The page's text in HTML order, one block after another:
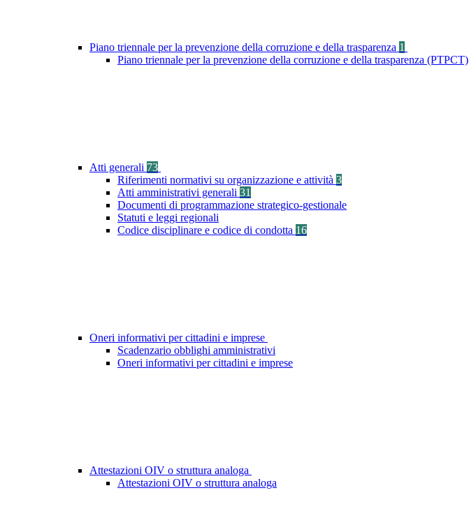
Piano triennale per la prevenzione della corruzione e della trasparenza 1
Piano triennale per la prevenzione della corruzione e della trasparenza (PTPCT)
Atti generali 73
Riferimenti normativi su organizzazione e attività 3
Atti amministrativi generali 31
Documenti di programmazione strategico-gestionale
Statuti e leggi regionali
Codice disciplinare e codice di condotta 16
Oneri informativi per cittadini e imprese
Scadenzario obblighi amministrativi
Oneri informativi per cittadini e imprese
Attestazioni OIV o struttura analoga
Attestazioni OIV o struttura analoga